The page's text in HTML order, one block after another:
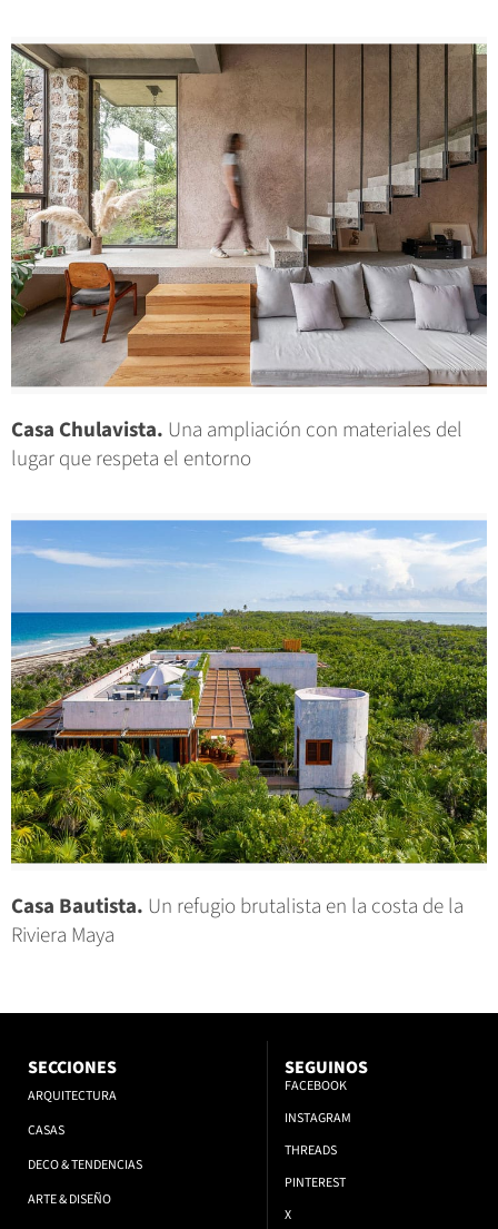
Casa Chulavista. Una ampliación con materiales del
lugar que respeta el entorno
Casa Bautista. Un refugio brutalista en la costa de la
Riviera Maya
SECCIONES
ARQUITECTURA
CASAS
DECO & TENDENCIAS
ARTE & DISEÑO
SEGUINOS
FACEBOOK
INSTAGRAM
THREADS
PINTEREST
X